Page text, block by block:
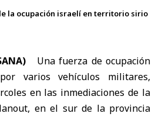
la ocupación israelí en territorio sirio
Unafuerza de ocupación
varios vehículos militares,
en las inmediaciones de la
en el sur de la provincia